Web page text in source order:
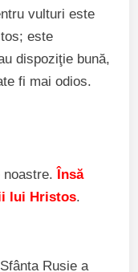
vulturi este
este
dispoziţie bună,
fi mai odios.
Însă
lui Hristos.
Rusie a